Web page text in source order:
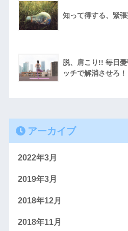
知って得する、緊
脱、肩こり!! 毎日
ッチで解消させろ！
アーカイブ
2022年3月
2019年3月
2018年12月
2018年11月